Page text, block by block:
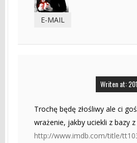
E-MAIL
Writen at:
Trochę będę złośliwy ale ci
wrażenie, jakby uciekli z bazy
http://www.imdb.com/title/